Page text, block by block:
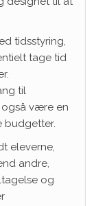
tidsstyring,
tage tid
til
være en
budgetter.
eleverne,
andre,
og